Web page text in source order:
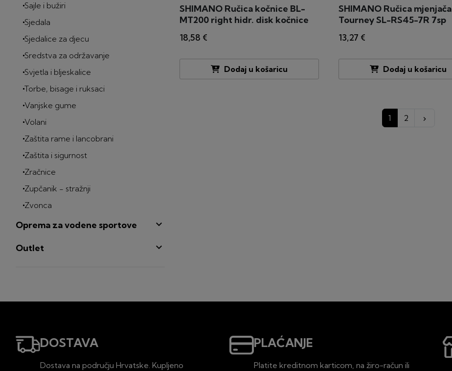
Sajle i bužiri
Sjedala
Sjedalice za djecu
Sredstva za održavanje
Svjetla i bljeskalice
Torbe, bisage i ruksaci
Vanjske gume
Volani
Zaštita rame i lancobrani
Zaštita i sigurnost
Zračnice
Zupčanik - stražnji
Zvonca
Oprema za vodene sportove 
Outlet 
SHIMANO Ručica kočnice BL-
MT200 right hidr. disk kočnice
18,58 €
Dodaj u košaricu
SHIMANO Ručica mjenjača
Tourney SL-RS45-7R 7sp
13,27 €
Dodaj u košaricu
1 2 keyboard_arrow_right
DOSTAVA
Dostava na području Hrvatske. Kupljeno
PLAĆANJE
Platite kreditnom karticom, na žiro-račun ili